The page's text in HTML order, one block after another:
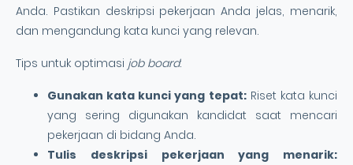
Anda. Pastikan deskripsi pekerjaan Anda jelas, menarik,
dan mengandung kata kunci yang relevan.
Tips untuk optimasi job board:
Gunakan kata kunci yang tepat:Riset kata kunci
yang sering digunakan kandidat saat mencari
pekerjaan di bidang Anda.
Tulis deskripsi pekerjaan yang menarik: